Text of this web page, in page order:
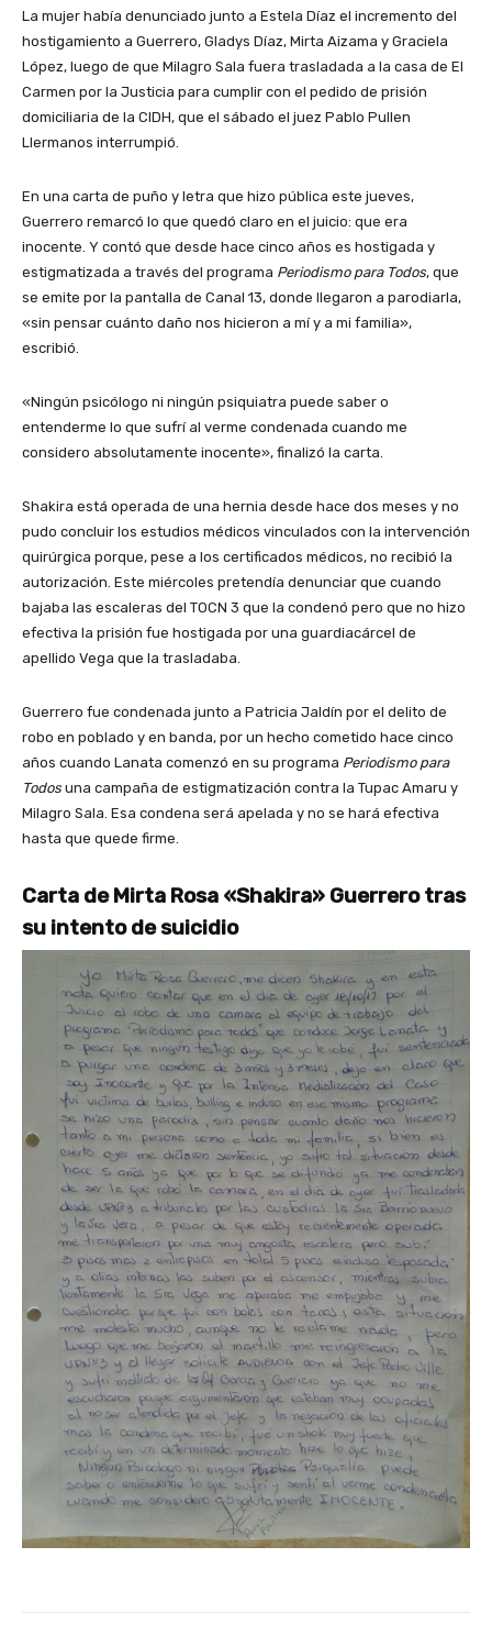
La mujer había denunciado junto a Estela Díaz el incremento del
hostigamiento a Guerrero, Gladys Díaz, Mirta Aizama y Graciela
López, luego de que Milagro Sala fuera trasladada a la casa de El
Carmen por la Justicia para cumplir con el pedido de prisión
domiciliaria de la CIDH, que el sábado el juez Pablo Pullen
Llermanos interrumpió.
En una carta de puño y letra que hizo pública este jueves,
Guerrero remarcó lo que quedó claro en el juicio: que era
inocente. Y contó que desde hace cinco años es hostigada y
estigmatizada a través del programa Periodismo para Todos, que
se emite por la pantalla de Canal 13, donde llegaron a parodiarla,
«sin pensar cuánto daño nos hicieron a mí y a mi familia»,
escribió.
«Ningún psicólogo ni ningún psiquiatra puede saber o
entenderme lo que sufrí al verme condenada cuando me
considero absolutamente inocente», finalizó la carta.
Shakira está operada de una hernia desde hace dos meses y no
pudo concluir los estudios médicos vinculados con la intervención
quirúrgica porque, pese a los certificados médicos, no recibió la
autorización. Este miércoles pretendía denunciar que cuando
bajaba las escaleras del TOCN 3 que la condenó pero que no hizo
efectiva la prisión fue hostigada por una guardiacárcel de
apellido Vega que la trasladaba.
Guerrero fue condenada junto a Patricia Jaldín por el delito de
robo en poblado y en banda, por un hecho cometido hace cinco
años cuando Lanata comenzó en su programa Periodismo para
Todos una campaña de estigmatización contra la Tupac Amaru y
Milagro Sala. Esa condena será apelada y no se hará efectiva
hasta que quede firme.
Carta de Mirta Rosa «Shakira» Guerrero tras
su intento de suicidio